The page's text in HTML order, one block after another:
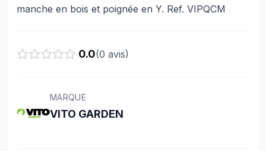
manche en bois et poignée en Y. Ref. VIPQCM
0.0(0 avis)
MARQUE
VITO GARDEN